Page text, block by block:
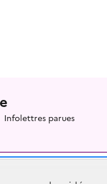
Infolettres parues